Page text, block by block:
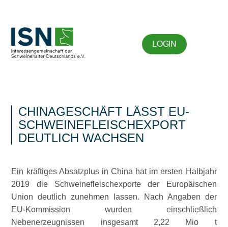
LOGIN
CHINAGESCHÄFT LÄSST EU-
SCHWEINEFLEISCHEXPORT
DEUTLICH WACHSEN
Ein kräftiges Absatzplus in China hat im ersten Halbjahr
2019 die Schweinefleischexporte der Europäischen
Union deutlich zunehmen lassen. Nach Angaben der
EU-Kommission wurden einschließlich
Nebenerzeugnissen insgesamt 2,22 Mio t